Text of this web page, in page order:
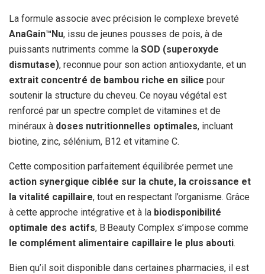
La formule associe avec précision le complexe breveté
AnaGain™Nu, issu de jeunes pousses de pois, à de
puissants nutriments comme la SOD (superoxyde
dismutase), reconnue pour son action antioxydante, et un
extrait concentré de bambou riche en silice pour
soutenir la structure du cheveu. Ce noyau végétal est
renforcé par un spectre complet de vitamines et de
minéraux à doses nutritionnelles optimales, incluant
biotine, zinc, sélénium, B12 et vitamine C.
Cette composition parfaitement équilibrée permet une
action synergique ciblée sur la chute, la croissance et
la vitalité capillaire, tout en respectant l’organisme. Grâce
à cette approche intégrative et à la biodisponibilité
optimale des actifs, B·Beauty Complex s’impose comme
le complément alimentaire capillaire le plus abouti.
Bien qu’il soit disponible dans certaines pharmacies, il est